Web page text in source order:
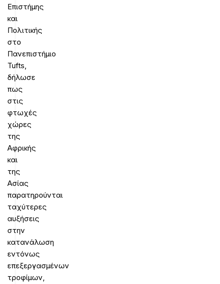
Επιστήμης
και
Πολιτικής
στο
Πανεπιστήμιο
Tufts,
δήλωσε
πως
στις
φτωχές
χώρες
της
Αφρικής
και
της
Ασίας
παρατηρούνται
ταχύτερες
αυξήσεις
στην
κατανάλωση
εντόνως
επεξεργασμένων
τροφίμων,